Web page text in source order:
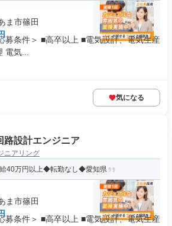
ま市篠田
募条件＞ ■高卒以上 ■電気設計、電気生産
気...
気になる
路設計エンジニア
ニアリング
40万円以上◆転勤なし◆愛知県
ま市篠田
募条件＞ ■高卒以上 ■電気設計、電気生産